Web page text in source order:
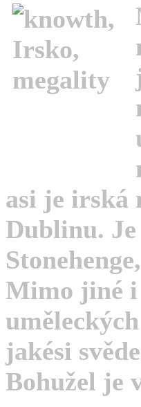
asi je irská
Dublinu. Je
Mimo jiné i
jakési
Bohužel je